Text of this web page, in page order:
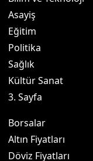
Asayiş
Eğitim
Politika
Sağlık
Kültür Sanat
3. Sayfa
Borsalar
Altın Fiyatları
Döviz Fiyatları